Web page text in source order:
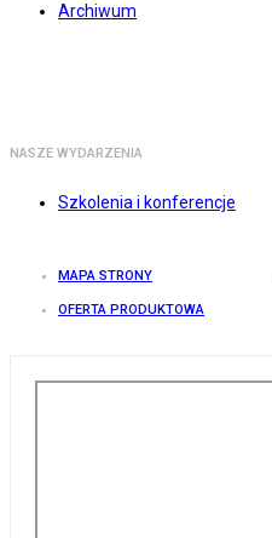
Archiwum
NASZE WYDARZENIA
Szkolenia i konferencje
MAPA STRONY
OFERTA PRODUKTOWA